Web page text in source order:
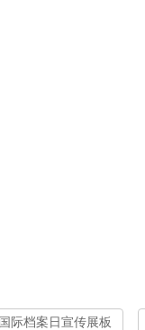
国际档案日宣传展板